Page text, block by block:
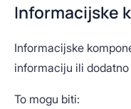
Informacijske
Informacijske
informaciju ili
To mogu biti: